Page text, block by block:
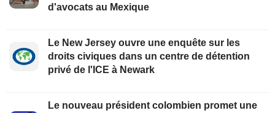
d'avocats au Mexique
Le New Jersey ouvre une enquête sur les
droits civiques dans un centre de détention
privé de l'ICE à Newark
Le nouveau président colombien promet une